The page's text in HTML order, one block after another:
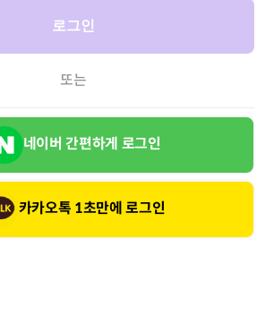
로그인
또는
네이버 간편하게 로그인
카카오톡 1초만에 로그인